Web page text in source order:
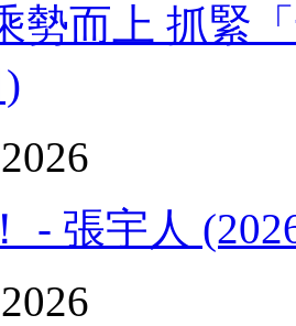
勢而上 抓緊
- 張宇人